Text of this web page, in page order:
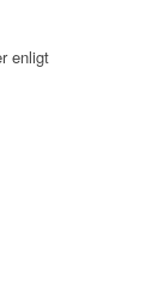
enligt